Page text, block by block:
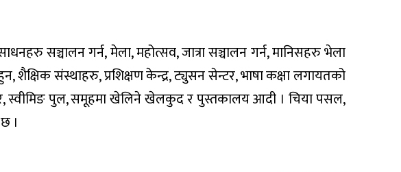
सञ्चालन गर्न, मेला, महोत्सव, जात्रा सञ्चालन गर्न, मानिसहरु भेला
शैक्षिक संस्थाहरु, प्रशिक्षण केन्द्र, ट्युसन सेन्टर, भाषा कक्षा लगायतको
स्वीमिङ पुल, समूहमा खेलिने खेलकुद र पुस्तकालय आदी । चिया पसल,
।